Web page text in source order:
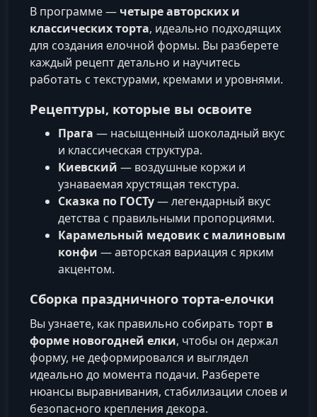
В программе — четыре авторских и
классических торта, идеально подходящих
для создания елочной формы. Вы разберете
каждый рецепт детально и научитесь
работать с текстурами, кремами и уровнями.
Рецептуры, которые вы освоите
Прага — насыщенный шоколадный вкус
и классическая структура.
Киевский — воздушные коржи и
узнаваемая хрустящая текстура.
Сказка по ГОСТу— легендарный вкус
детства с правильными пропорциями.
Карамельный медовик с малиновым
конфи — авторская вариация с ярким
акцентом.
Сборка праздничного торта-елочки
Вы узнаете, как правильно собирать торт в
форме новогодней елки, чтобы он держал
форму, не деформировался и выглядел
идеально до момента подачи. Разберете
нюансы выравнивания, стабилизации слоев и
безопасного крепления декора.